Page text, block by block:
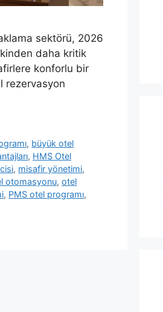
sektörü, 2026
daha kritik
konforlu bir
rezervasyon
, büyük otel
, HMS Otel
, misafir yönetimi,
otomasyonu, otel
, PMS otel programı,